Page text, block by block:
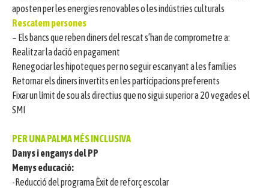
aposten per les energies renovables o les indústries culturals
Rescatem persones
– Els bancs que reben diners del rescat s’han de comprometre a:
Realitzar la dació en pagament
Renegociar les hipoteques per no seguir escanyant a les famílies
Retornar els diners invertits en les participacions preferents
Fixar un límit de sou als directius que no sigui superior a 20 vegades el
SMI
PER UNA PALMA MÉS INCLUSIVA
Danys i enganys del PP
Menys educació:
-Reducció del programa Èxit de reforç escolar